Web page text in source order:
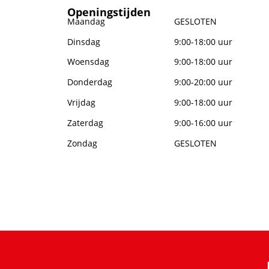
Openingstijden
Maandag
GESLOTEN
Dinsdag
9:00-18:00 uur
Woensdag
9:00-18:00 uur
Donderdag
9:00-20:00 uur
Vrijdag
9:00-18:00 uur
Zaterdag
9:00-16:00 uur
Zondag
GESLOTEN